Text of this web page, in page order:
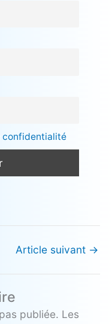
confidentialité
Article suivant →
publiée. Les